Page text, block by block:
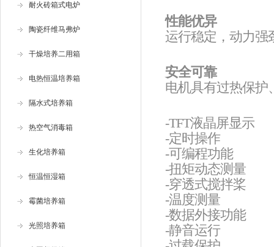
耐火砖箱式电炉
陶瓷纤维马弗炉
干燥培养二用箱
电热恒温培养箱
隔水式培养箱
热空气消毒箱
生化培养箱
恒温恒湿箱
霉菌培养箱
光照培养箱
性能优异
运行稳定，动力强
安全可靠
电机具有过热保护
-TFT液晶屏显示
-定时操
-可编程
-扭矩动态
-穿透式搅拌
-温度测
-数据外接
-静音运